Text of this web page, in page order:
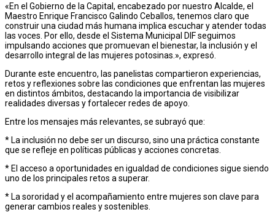
«En el Gobierno de la Capital, encabezado por nuestro Alcalde, el
Maestro Enrique Francisco Galindo Ceballos, tenemos claro que
construir una ciudad más humana implica escuchar y atender todas
las voces. Por ello, desde el Sistema Municipal DIF seguimos
impulsando acciones que promuevan el bienestar, la inclusión y el
desarrollo integral de las mujeres potosinas.», expresó.
Durante este encuentro, las panelistas compartieron experiencias,
retos y reflexiones sobre las condiciones que enfrentan las mujeres
en distintos ámbitos, destacando la importancia de visibilizar
realidades diversas y fortalecer redes de apoyo.
Entre los mensajes más relevantes, se subrayó que:
* La inclusión no debe ser un discurso, sino una práctica constante
que se refleje en políticas públicas y acciones concretas.
* El acceso a oportunidades en igualdad de condiciones sigue siendo
uno de los principales retos a superar.
* La sororidad y el acompañamiento entre mujeres son clave para
generar cambios reales y sostenibles.